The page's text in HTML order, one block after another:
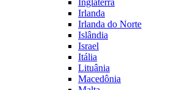
Inglaterra
Irlanda
Irlanda do Norte
Islândia
Israel
Itália
Lituânia
Macedônia